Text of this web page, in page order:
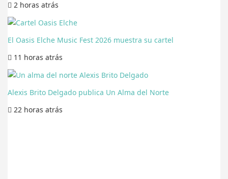
2 horas atrás
El Oasis Elche Music Fest 2026 muestra su cartel
11 horas atrás
Alexis Brito Delgado publica Un Alma del Norte
22 horas atrás